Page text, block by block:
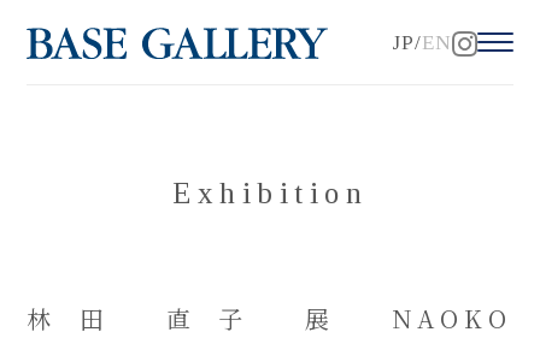
EN
JP
Exhibition
林田 直子 展 NAOKO